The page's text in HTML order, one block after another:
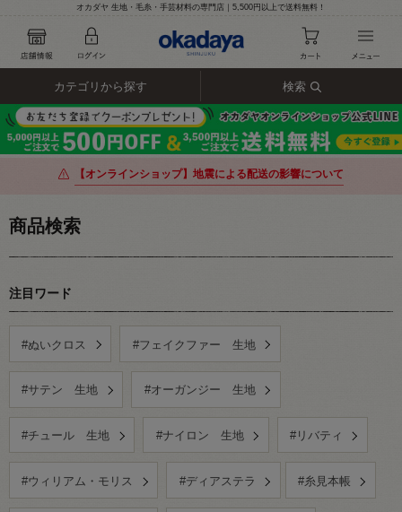
オカダヤ 生地・毛糸・手芸材料の専門店｜5,500円以上で送料無料！
カテゴリから探す 検索
【オンラインショップ】地震による配送の影響について
商品検索
注目ワード
#ぬいクロス #フェイクファー 生地
#サテン 生地 #オーガンジー 生地
#チュール 生地 #ナイロン 生地 #リバティ
#ウィリアム・モリス #ディアステラ #糸見本帳